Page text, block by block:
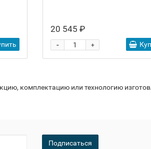
20 545 ₽
+
-
комплектацию или технологию
Подписаться